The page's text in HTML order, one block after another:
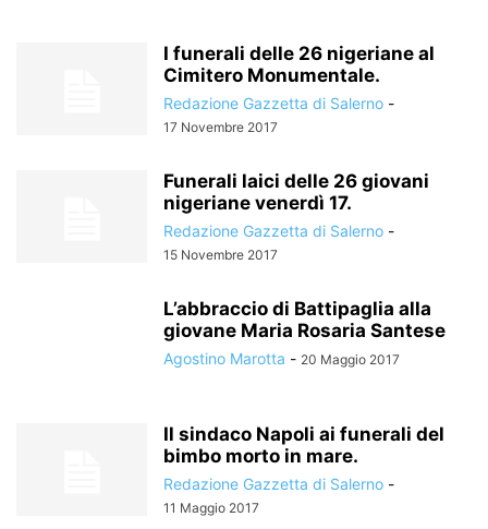
I funerali delle 26 nigeriane al
Cimitero Monumentale.
Redazione Gazzetta di Salerno -
17 Novembre 2017
Funerali laici delle 26 giovani
nigeriane venerdì 17.
Redazione Gazzetta di Salerno -
15 Novembre 2017
L’abbraccio di Battipaglia alla
giovane Maria Rosaria Santese
Agostino Marotta - 20 Maggio 2017
Il sindaco Napoli ai funerali del
bimbo morto in mare.
Redazione Gazzetta di Salerno -
11 Maggio 2017